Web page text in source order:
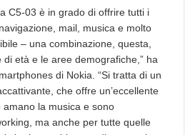
C5-03 è in grado di offrire tutti i
mail, musica e molto
– una combinazione, questa,
età e le aree demografiche,” ha
di Nokia. “Si tratta di un
che offre un’eccellente
la musica e sono
ma anche per tutte quelle